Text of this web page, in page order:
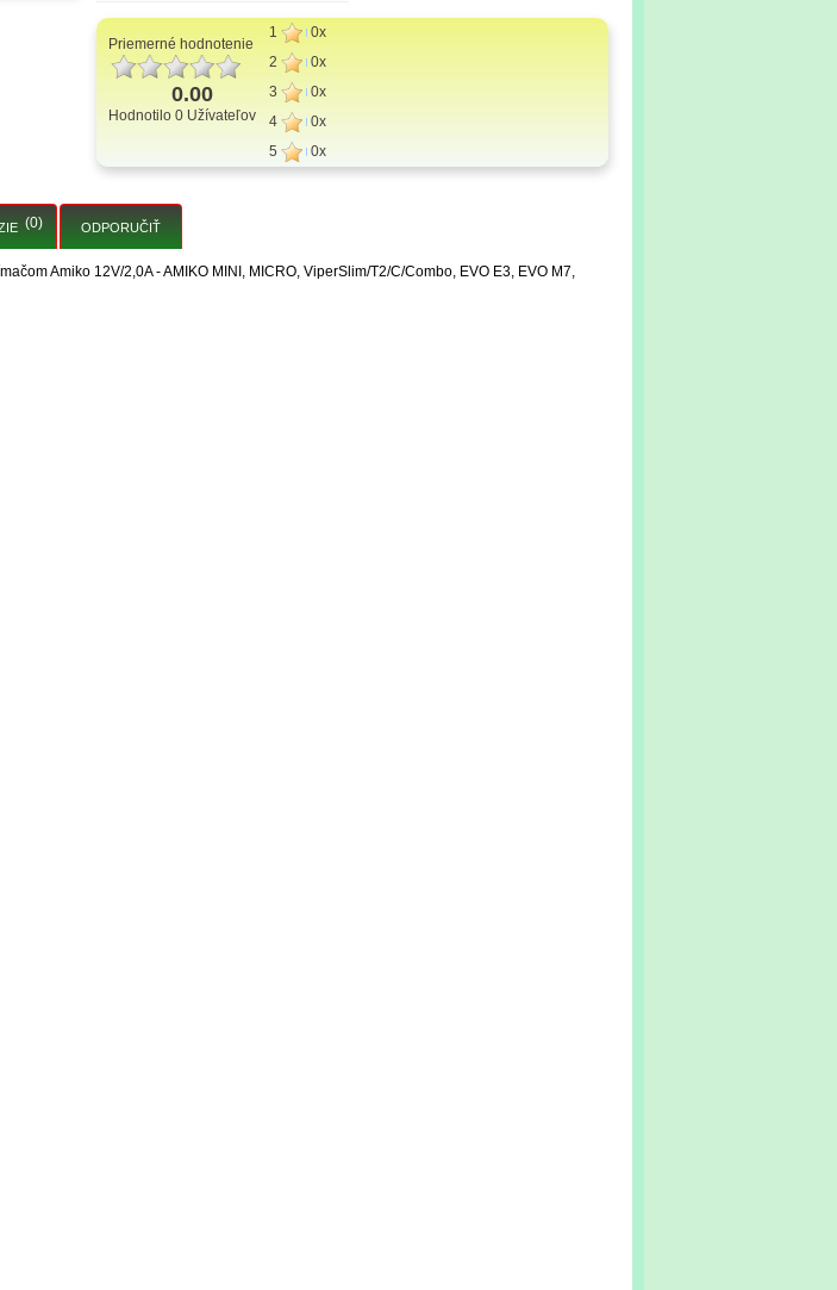
Priemerné hodnotenie
0.00
Hodnotilo 0 Užívateľov
1
0x
2
0x
3
0x
4
0x
5
0x
(0) ODPORUČIŤ
Amiko 12V/2,0A - AMIKO MINI, MICRO, ViperSlim/T2/C/Combo, EVO E3, EVO M7,